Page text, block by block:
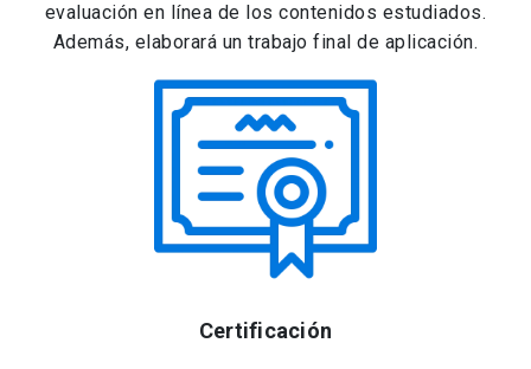
evaluación en línea de los contenidos estudiados.
Además, elaborará un trabajo final de aplicación.
Certificación